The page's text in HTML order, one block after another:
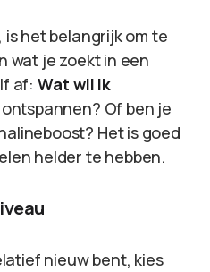
het belangrijk om te
wat je zoekt in een
af: Wat wil ik
Of ben je
Het is goed
helder te hebben.
nieuw bent, kies